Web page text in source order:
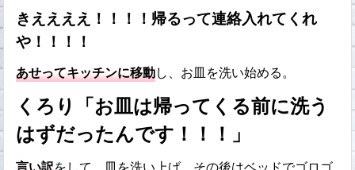
きええええ！！！！帰るって連絡入れてくれ
や！！！！
あせってキッチンに移動し、お皿を洗い始める。
くろり「お皿は帰ってくる前に洗う
はずだったんです！！！」